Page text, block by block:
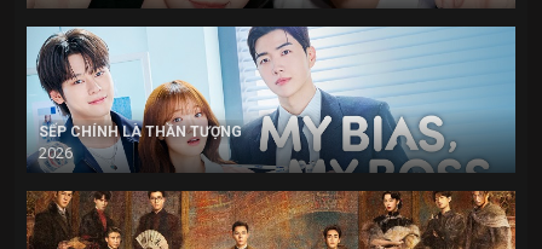
SẾP CHÍNH LÀ THẦN TƯỢNG
2026